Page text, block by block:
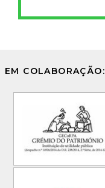
EM COLABORAÇÃO: